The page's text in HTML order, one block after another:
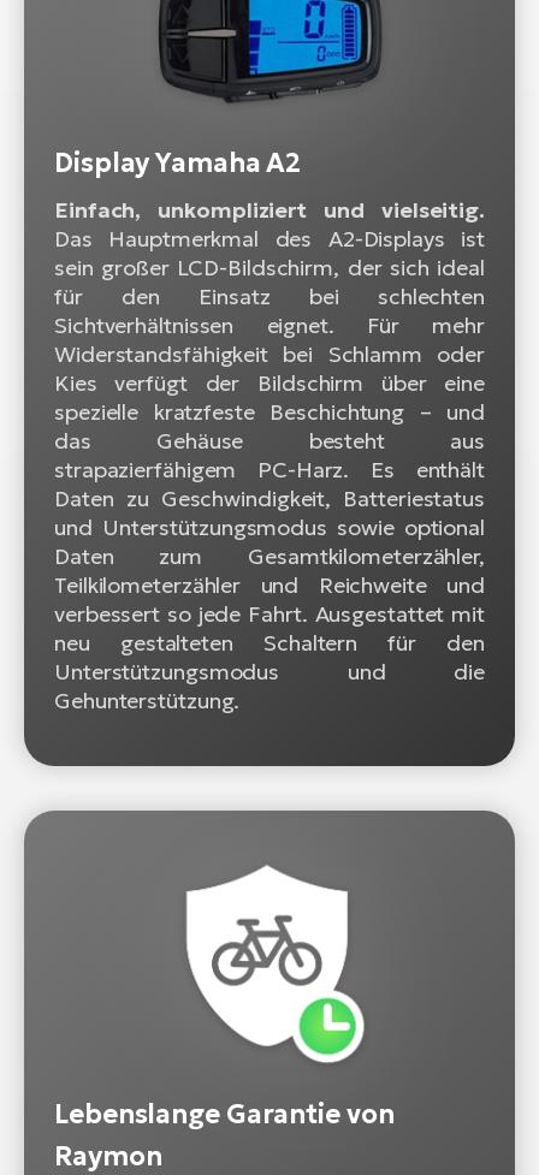
Display Yamaha A2
Einfach, unkompliziert und vielseitig.
Das Hauptmerkmal des A2-Displays ist
sein großer LCD-Bildschirm, der sich ideal
für den Einsatz bei schlechten
Sichtverhältnissen eignet. Für mehr
Widerstandsfähigkeit bei Schlamm oder
Kies verfügt der Bildschirm über eine
spezielle kratzfeste Beschichtung – und
das Gehäuse besteht aus
strapazierfähigem PC-Harz. Es enthält
Daten zu Geschwindigkeit, Batteriestatus
und Unterstützungsmodus sowie optional
Daten zum Gesamtkilometerzähler,
Teilkilometerzähler und Reichweite und
verbessert so jede Fahrt. Ausgestattet mit
neu gestalteten Schaltern für den
Unterstützungsmodus und die
Gehunterstützung.
Lebenslange Garantie von
Raymon